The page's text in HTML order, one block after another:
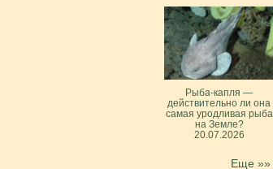
Рыба-капля —
действительно ли она
самая уродливая рыба
на Земле?
20.07.2026
Еще »»